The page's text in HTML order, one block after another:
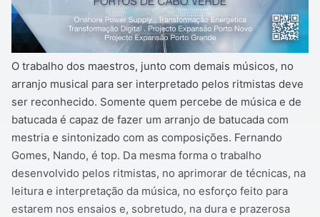
O trabalho dos maestros, junto com demais músicos, no
arranjo musical para ser interpretado pelos ritmistas deve
ser reconhecido. Somente quem percebe de música e de
batucada é capaz de fazer um arranjo de batucada com
mestria e sintonizado com as composições. Fernando
Gomes, Nando, é top. Da mesma forma o trabalho
desenvolvido pelos ritmistas, no aprimorar de técnicas, na
leitura e interpretação da música, no esforço feito para
estarem nos ensaios e, sobretudo, na dura e prazerosa